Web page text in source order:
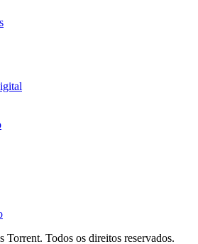
Todos os direitos reservados.